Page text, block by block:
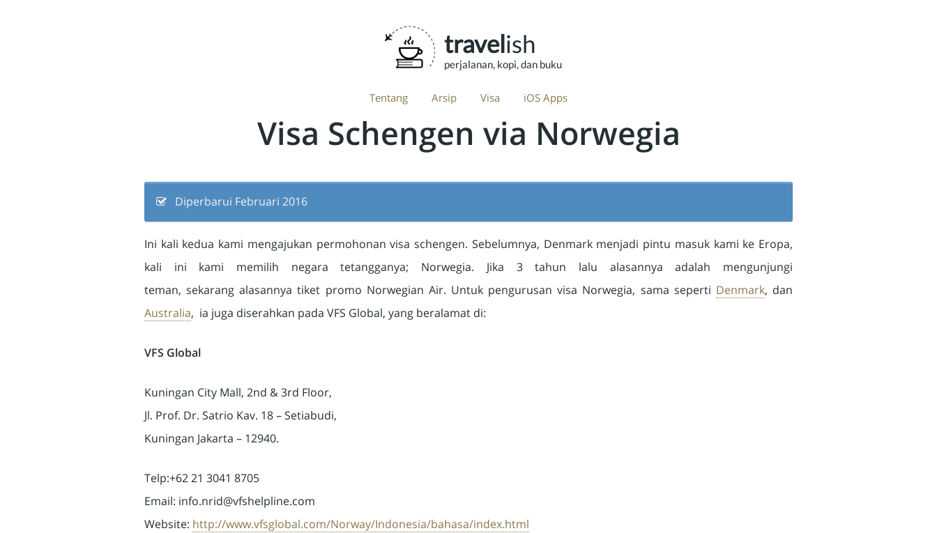
travelish
perjalanan, kopi, dan buku
Tentang Arsip Visa iOS Apps
Visa Schengen via Norwegia
Diperbarui Februari 2016
Ini kali kedua kami mengajukan permohonan visa schengen. Sebelumnya, Denmark menjadi pintu masuk kami ke Eropa,
kali ini kami memilih negara tetangganya; Norwegia. Jika 3 tahun lalu alasannya adalah mengunjungi
teman, sekarang alasannya tiket promo Norwegian Air. Untuk pengurusan visa Norwegia, sama seperti Denmark, dan
Australia, ia juga diserahkan pada VFS Global, yang beralamat di:
VFS Global
Kuningan City Mall, 2nd & 3rd Floor,
Jl. Prof. Dr. Satrio Kav. 18 – Setiabudi,
Kuningan Jakarta – 12940.
Telp:+62 21 3041 8705
Email: info.nrid@vfshelpline.com
Website: http://www.vfsglobal.com/Norway/Indonesia/bahasa/index.html